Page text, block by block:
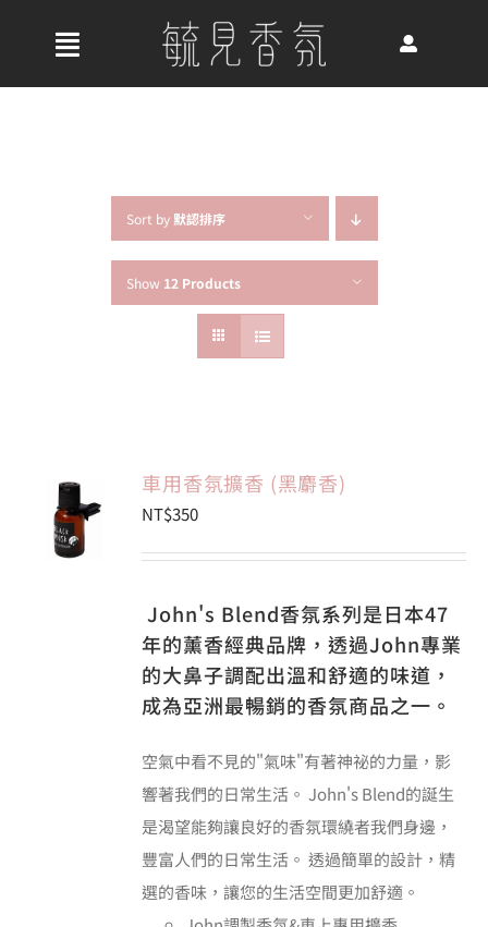
收
關於我們
最新消息
會員專區
Sort by 默認排序
Show 12 Products
加入購
詳
情
車用香氛擴香 (黑麝香)
NT$350
John's Blend香氛系列是日本47
年的薰香經典品牌，透過John專業
的大鼻子調配出溫和舒適的味道，
成為亞洲最暢銷的香氛商品之一。
空氣中看不見的"氣味"有著神祕的力量，影
響著我們的日常生活。 John's Blend的誕生
是渴望能夠讓良好的香氛環繞者我們身邊，
豐富人們的日常生活。 透過簡單的設計，精
選的香味，讓您的生活空間更加舒適。